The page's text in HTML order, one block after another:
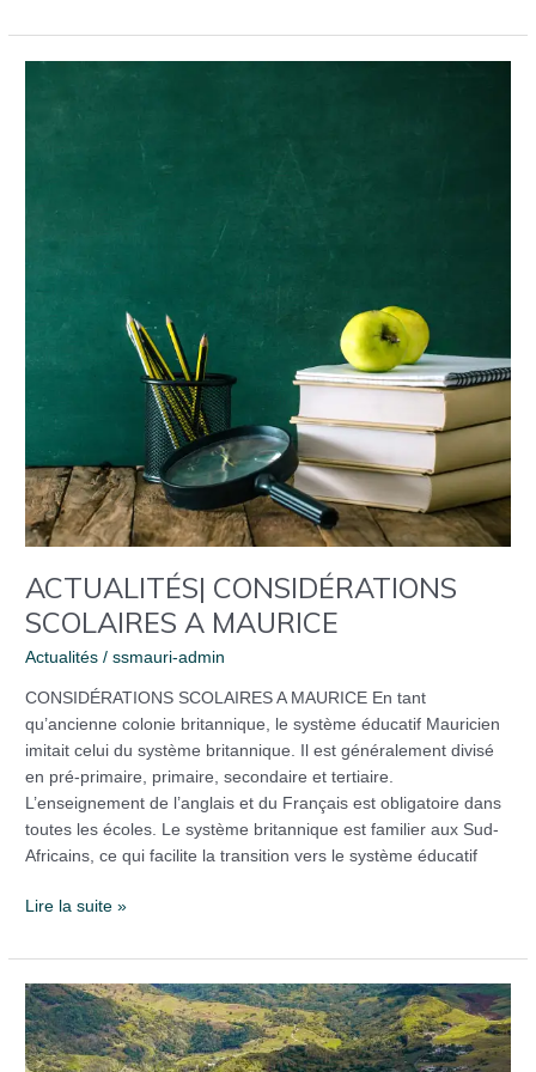
ACTUALITÉS| CONSIDÉRATIONS
SCOLAIRES A MAURICE
Actualités /ssmauri-admin
CONSIDÉRATIONS SCOLAIRES A MAURICE En tant
qu’ancienne colonie britannique, le système éducatif Mauricien
imitait celui du système britannique. Il est généralement divisé
en pré-primaire, primaire, secondaire et tertiaire.
L’enseignement de l’anglais et du Français est obligatoire dans
toutes les écoles. Le système britannique est familier aux Sud-
Africains, ce qui facilite la transition vers le système éducatif
Lire la suite »
ACTUALITÉS
|
MAURICE